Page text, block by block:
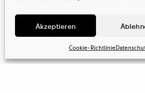
Akzeptieren
Cookie-Richtlinie
Agentur der Fotografen GmbH
Behaimstr. 34
13086 Berlin
Deutschland